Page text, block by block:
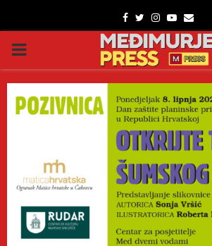
Facebook
TwitterInstagram
Youtube
Email
PRIMARY
MENU